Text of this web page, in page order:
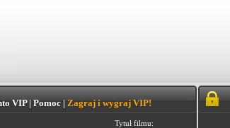
VIP| Pomoc| Zagraj i wygraj VIP!
Tytuł filmu: